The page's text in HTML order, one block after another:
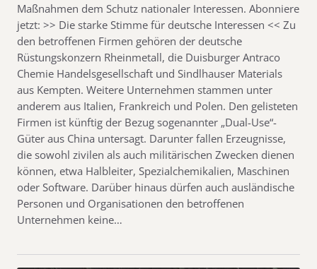
Maßnahmen dem Schutz nationaler Interessen. Abonniere
jetzt: >> Die starke Stimme für deutsche Interessen << Zu
den betroffenen Firmen gehören der deutsche
Rüstungskonzern Rheinmetall, die Duisburger Antraco
Chemie Handelsgesellschaft und Sindlhauser Materials
aus Kempten. Weitere Unternehmen stammen unter
anderem aus Italien, Frankreich und Polen. Den gelisteten
Firmen ist künftig der Bezug sogenannter „Dual-Use“-
Güter aus China untersagt. Darunter fallen Erzeugnisse,
die sowohl zivilen als auch militärischen Zwecken dienen
können, etwa Halbleiter, Spezialchemikalien, Maschinen
oder Software. Darüber hinaus dürfen auch ausländische
Personen und Organisationen den betroffenen
Unternehmen keine…